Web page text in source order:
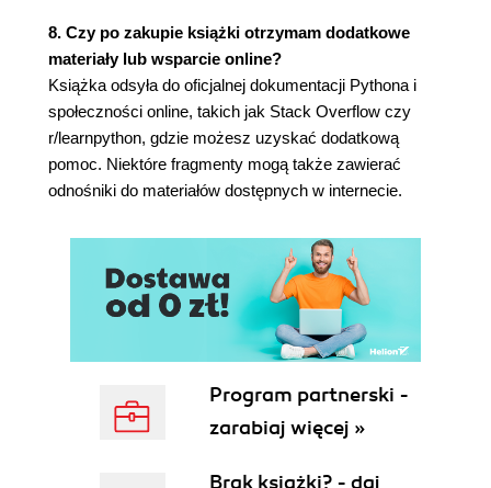
Unikanie błędów związanych z wcięciami
Brak wcięcia
Brak wcięcia dodatkowych wierszy
Niepotrzebne wcięcie
Niepotrzebne wcięcie po pętli
Brak dwukropka
Tworzenie list liczbowych
Użycie funkcji range() do utworzenia listy
liczb
Proste dane statystyczne dotyczące listy
liczb
Lista składana
Wycinek listy
Iteracja przez wycinek
8. Czy po zakupie książki otrzymam dodatkowe
materiały lub wsparcie online?
Książka odsyła do oficjalnej dokumentacji Pythona i
społeczności online, takich jak Stack Overflow czy
r/learnpython, gdzie możesz uzyskać dodatkową
pomoc. Niektóre fragmenty mogą także zawierać
odnośniki do materiałów dostępnych w internecie.
Program partnerski -
zarabiaj więcej »
Brak książki? - daj